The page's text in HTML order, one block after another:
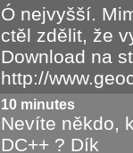
Ó nejvyšší.
ctěl zdělit, že
Download na
http://
10 minutes
Nevíte někdo,
DC++ ? Dík